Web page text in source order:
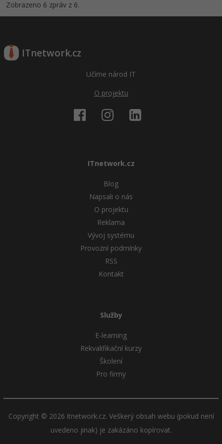
Zobrazeno 6 zpráv z 6.
ITnetwork.cz
Učíme národ IT
O projektu
ITnetwork.cz
Blog
Napsali o nás
O projektu
Reklama
Vývoj systému
Provozní podmínky
RSS
Kontakt
Služby
E-learning
Rekvalifikační kurzy
Školení
Pro firmy
Copyright © 2026 itnetwork.cz. Veškerý obsah webu (pokud není
uvedeno jinak) je zakázáno kopírovat.